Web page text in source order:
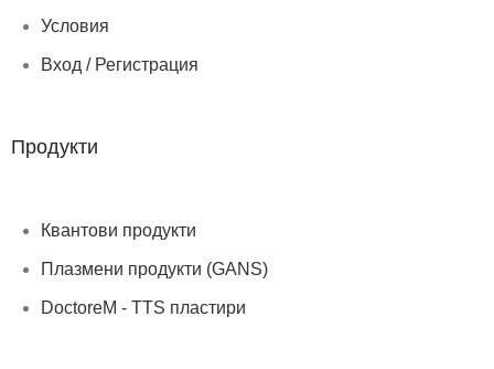
Условия
Вход / Регистрация
Продукти
Квантови продукти
Плазмени продукти (GANS)
DoctoreM - TTS пластири